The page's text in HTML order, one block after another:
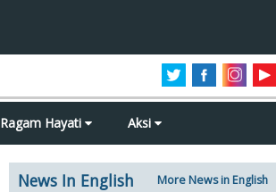
Ragam Hayati Aksi
News In English More News in English